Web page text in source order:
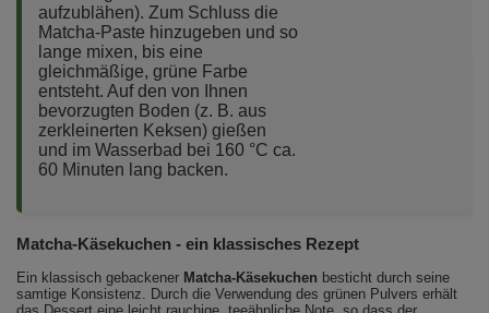
aufzublähen). Zum Schluss die
Matcha-Paste hinzugeben und so
lange mixen, bis eine
gleichmäßige, grüne Farbe
entsteht. Auf den von Ihnen
bevorzugten Boden (z. B. aus
zerkleinerten Keksen) gießen
und im Wasserbad bei 160 °C ca.
60 Minuten lang backen.
Matcha-Käsekuchen - ein klassisches Rezept
Ein klassisch gebackener Matcha-Käsekuchen besticht durch seine
samtige Konsistenz. Durch die Verwendung des grünen Pulvers erhält